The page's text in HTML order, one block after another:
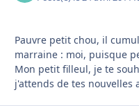
Pauvre petit chou, il
marraine : moi, puisque
Mon petit filleul, je te
j'attends de tes nouvelles